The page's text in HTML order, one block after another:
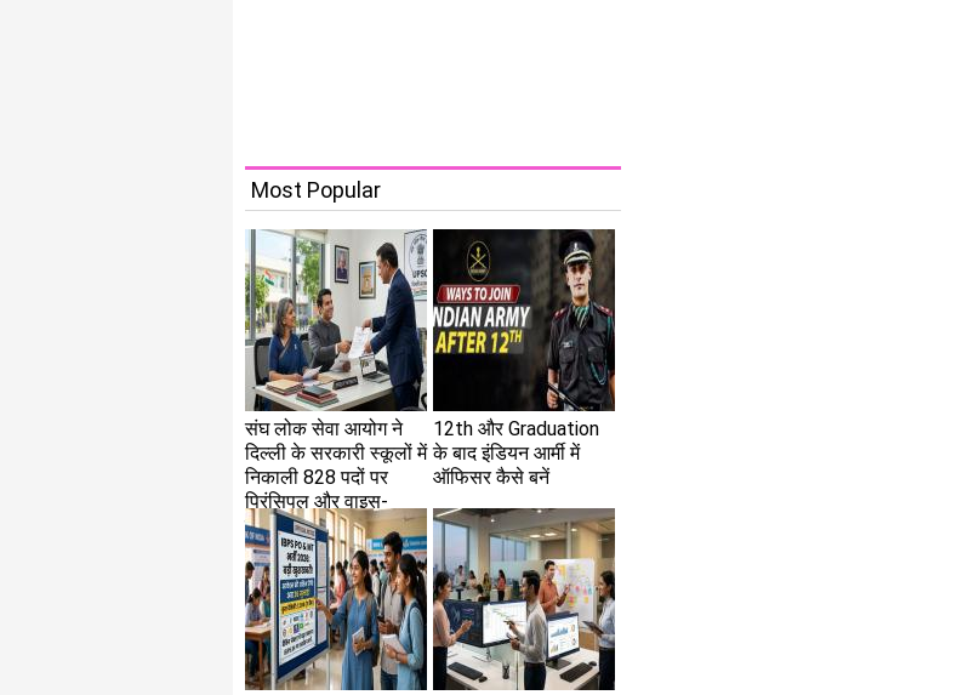
Most Popular
संघ लोक सेवा आयोग ने
दिल्ली के सरकारी स्कूलों में
निकाली 828 पदों पर
प्रिंसिपल और वाइस-
प्रिंसिपल की बंपर भर्ती
12th और Graduation
के बाद इंडियन आर्मी में
ऑफिसर कैसे बनें